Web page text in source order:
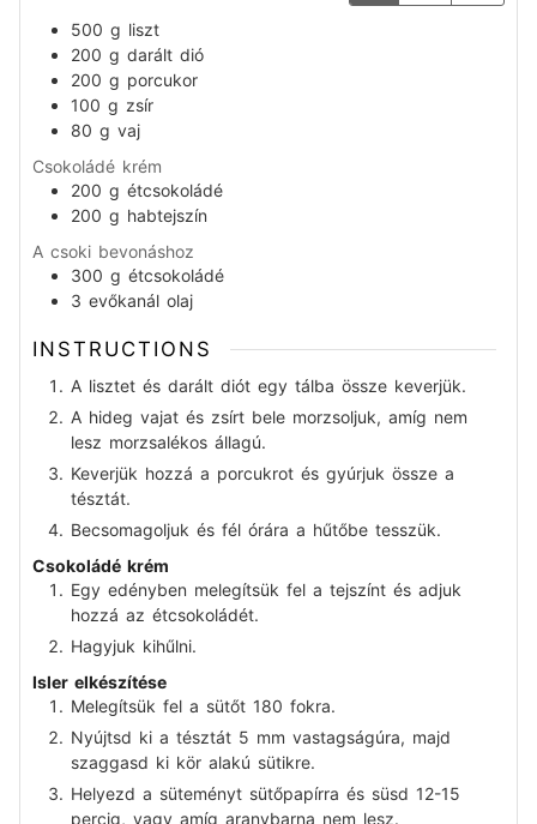
500 g liszt
200 g darált dió
200 g porcukor
100 g zsír
80 g vaj
Csokoládé krém
200 g étcsokoládé
200 g habtejszín
A csoki bevonáshoz
300 g étcsokoládé
3 evőkanál olaj
INSTRUCTIONS
A lisztet és darált diót egy tálba össze keverjük.
A hideg vajat és zsírt bele morzsoljuk, amíg nem
lesz morzsalékos állagú.
Keverjük hozzá a porcukrot és gyúrjuk össze a
tésztát.
Becsomagoljuk és fél órára a hűtőbe tesszük.
Csokoládé krém
Egy edényben melegítsük fel a tejszínt és adjuk
hozzá az étcsokoládét.
Hagyjuk kihűlni.
Isler elkészítése
Melegítsük fel a sütőt 180 fokra.
Nyújtsd ki a tésztát 5 mm vastagságúra, majd
szaggasd ki kör alakú sütikre.
Helyezd a süteményt sütőpapírra és süsd 12-15
percig, vagy amíg aranybarna nem lesz.